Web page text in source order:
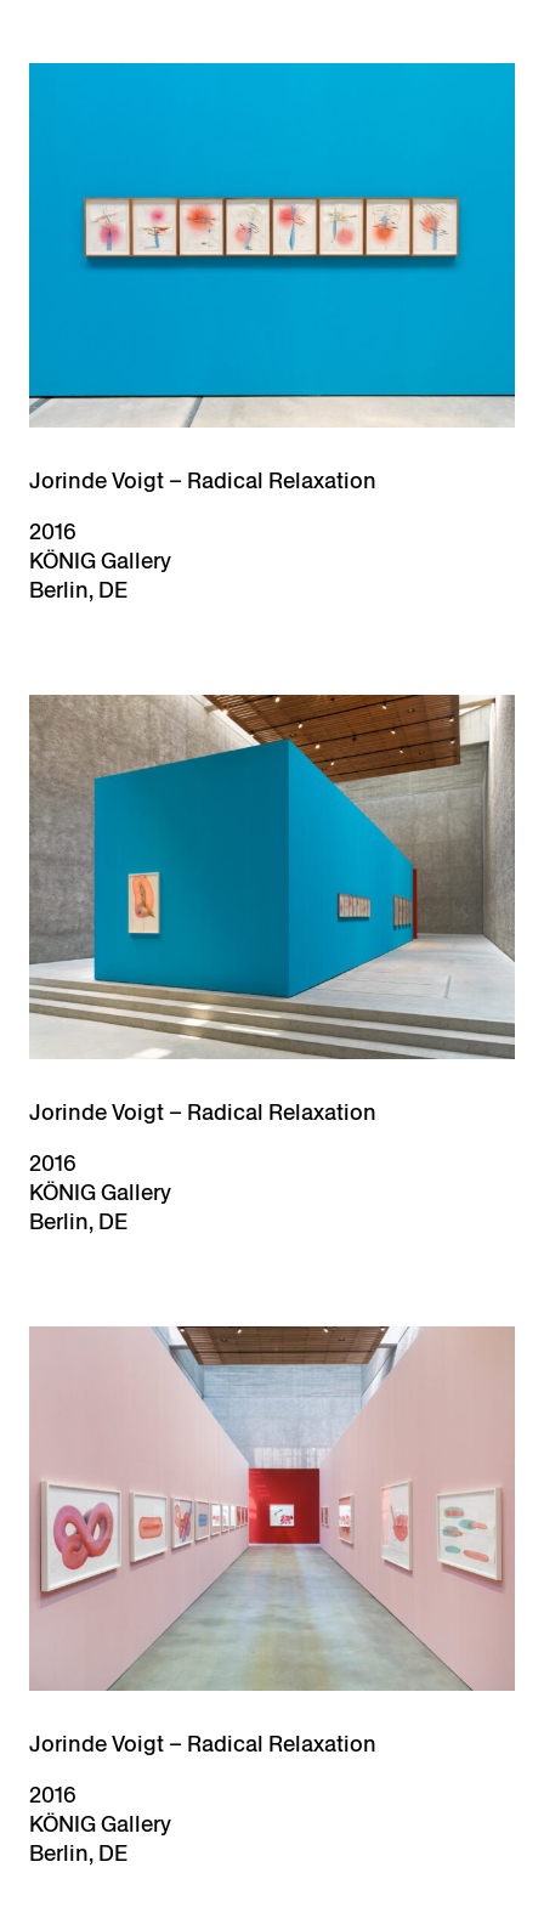
Jorinde Voigt – Radical Relaxation
2016
KÖNIG Gallery
Berlin, DE
Jorinde Voigt – Radical Relaxation
2016
KÖNIG Gallery
Berlin, DE
Jorinde Voigt – Radical Relaxation
2016
KÖNIG Gallery
Berlin, DE